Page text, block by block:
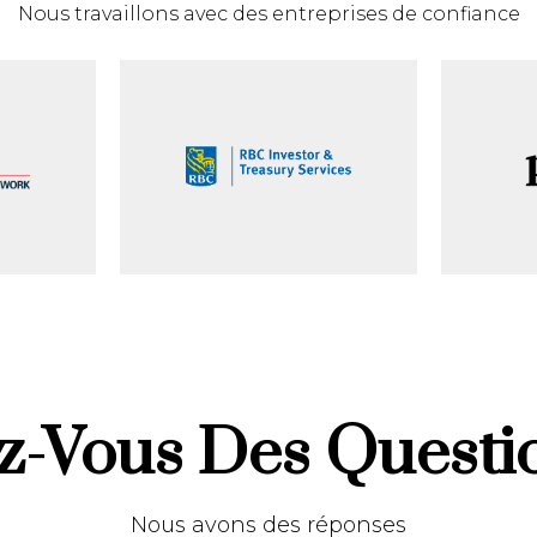
Nous travaillons avec des entreprises de confiance
Vous Des
Nous avons des réponses